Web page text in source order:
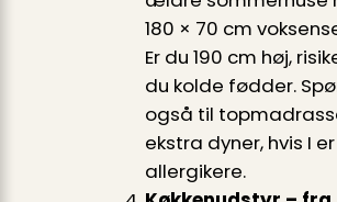
180 × 70 cm
Er du 190 cm høj,
du kolde fødder.
også til
ekstra dyner, hvis I er
allergikere.